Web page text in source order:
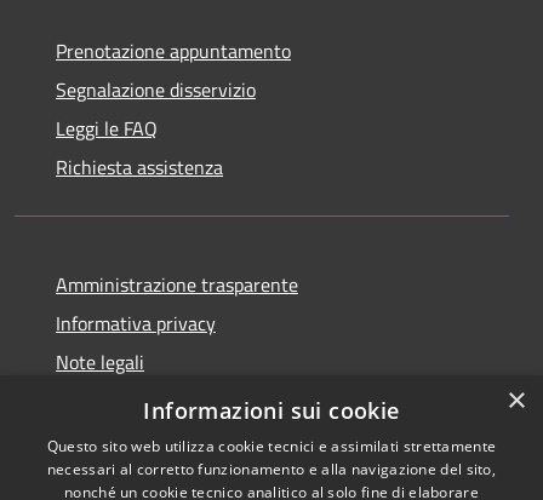
Prenotazione appuntamento
Segnalazione disservizio
Leggi le FAQ
Richiesta assistenza
Amministrazione trasparente
Informativa privacy
Note legali
Dichiarazione di accessibilità
×
Informazioni sui cookie
Questo sito web utilizza cookie tecnici e assimilati strettamente
necessari al corretto funzionamento e alla navigazione del sito,
nonché un cookie tecnico analitico al solo fine di elaborare